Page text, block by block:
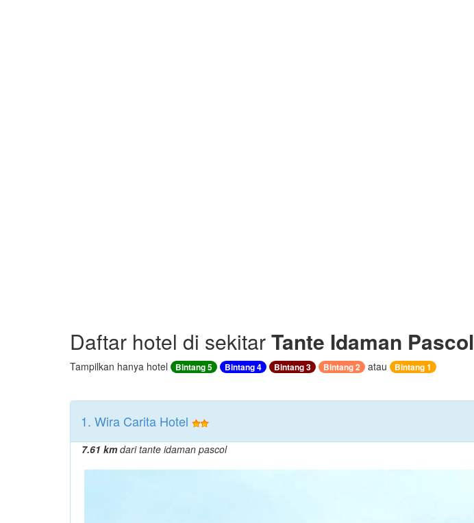
Daftar hotel di sekitarTante Idaman Pascol
Tampilkan hanya hotel Bintang 5 Bintang 4 Bintang 3 Bintang 2 atau Bintang 1
1. Wira Carita Hotel
7.61 kmdari tante idaman pascol